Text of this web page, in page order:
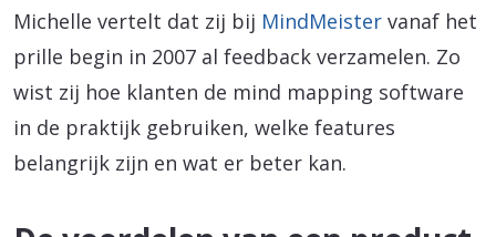
Michelle vertelt dat zij bij MindMeister vanaf het
prille begin in 2007 al feedback verzamelen. Zo
wist zij hoe klanten de mind mapping software
in de praktijk gebruiken, welke features
belangrijk zijn en wat er beter kan.